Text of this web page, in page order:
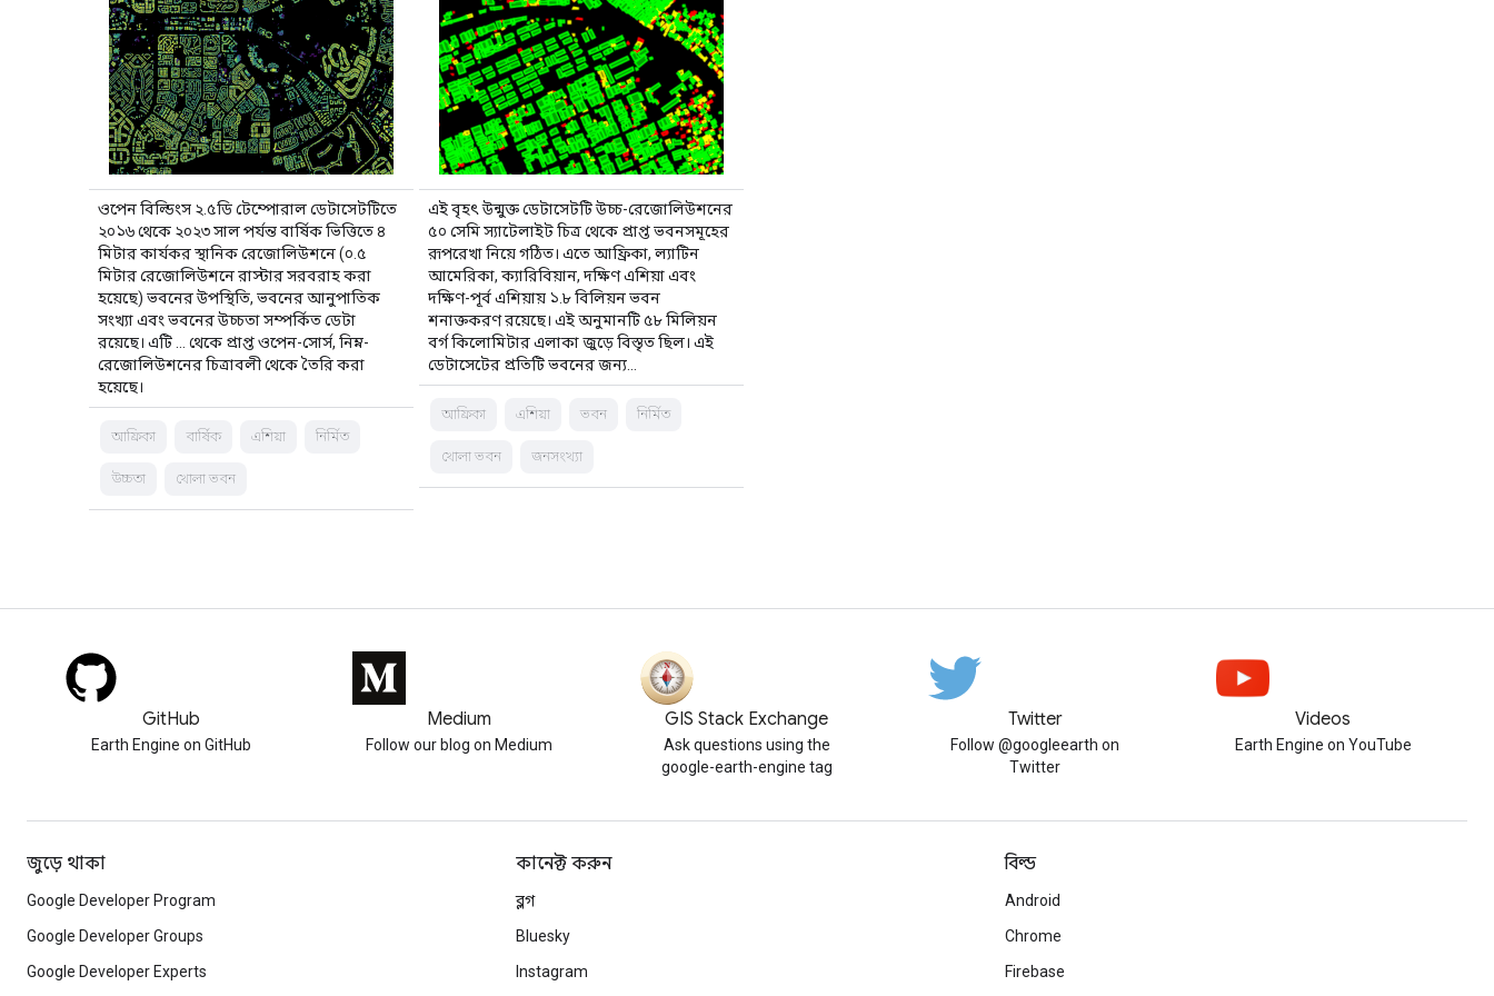
ওপেন বিল্ডিংস ২.৫ডি টেম্পোরাল ডেটাসেটটিতে
২০১৬ থেকে ২০২৩ সাল পর্যন্ত বার্ষিক ভিত্তিতে ৪
মিটার কার্যকর স্থানিক রেজোলিউশনে (০.৫
মিটার রেজোলিউশনে রাস্টার সরবরাহ করা
হয়েছে) ভবনের উপস্থিতি, ভবনের আনুপাতিক
সংখ্যা এবং ভবনের উচ্চতা সম্পর্কিত ডেটা
রয়েছে। এটি … থেকে প্রাপ্ত ওপেন-সোর্স, নিম্ন-
রেজোলিউশনের চিত্রাবলী থেকে তৈরি করা
হয়েছে।
আফ্রিকা বার্ষিক এশিয়া নির্মিত
উচ্চতা খোলা ভবন
এই বৃহৎ উন্মুক্ত ডেটাসেটটি উচ্চ-রেজোলিউশনের
৫০ সেমি স্যাটেলাইট চিত্র থেকে প্রাপ্ত ভবনসমূহের
রূপরেখা নিয়ে গঠিত। এতে আফ্রিকা, ল্যাটিন
আমেরিকা, ক্যারিবিয়ান, দক্ষিণ এশিয়া এবং
দক্ষিণ-পূর্ব এশিয়ায় ১.৮ বিলিয়ন ভবন
শনাক্তকরণ রয়েছে। এই অনুমানটি ৫৮ মিলিয়ন
বর্গ কিলোমিটার এলাকা জুড়ে বিস্তৃত ছিল। এই
ডেটাসেটের প্রতিটি ভবনের জন্য…
আফ্রিকা এশিয়া ভবন নির্মিত
খোলা ভবন জনসংখ্যা
GitHub
Earth Engine on GitHub
Medium
Follow our blog on Medium
GIS Stack Exchange
Ask questions using the
google-earth-engine tag
Twitter
Follow @googleearth on
Twitter
Videos
Earth Engine on YouTube
জুড়ে থাকা
Google Developer Program
Google Developer Groups
Google Developer Experts
কানেক্ট করুন
ব্লগ
Bluesky
Instagram
বিল্ড
Android
Chrome
Firebase